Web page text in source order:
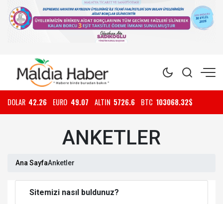
DOLAR 42.26 EURO 49.07 ALTIN 5726.6 BTC 103068.32$
ANKETLER
Ana SayfaAnketler
Sitemizi nasıl buldunuz?